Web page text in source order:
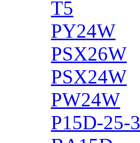
T5
PY24W
PSX26W
PSX24W
PW24W
P15D-25-3